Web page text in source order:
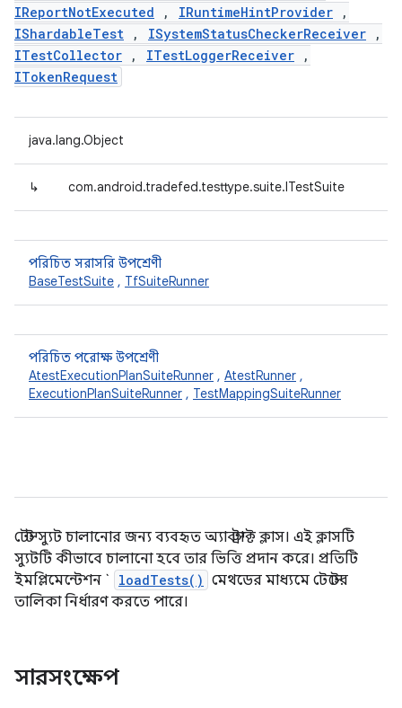
IReportNotExecuted , IRuntimeHintProvider ,
IShardableTest , ISystemStatusCheckerReceiver ,
ITestCollector , ITestLoggerReceiver ,
ITokenRequest
java.lang.Object
↳ com.android.tradefed.testtype.suite.ITestSuite
পরিচিত সরাসরি উপশ্রেণী
BaseTestSuite , TfSuiteRunner
পরিচিত পরোক্ষ উপশ্রেণী
AtestExecutionPlanSuiteRunner , AtestRunner ,
ExecutionPlanSuiteRunner , TestMappingSuiteRunner
টেস্ট স্যুট চালানোর জন্য ব্যবহৃত অ্যাবস্ট্রাক্ট ক্লাস। এই ক্লাসটি
স্যুটটি কীভাবে চালানো হবে তার ভিত্তি প্রদান করে। প্রতিটি
ইমপ্লিমেন্টেশন `
loadTests() মেথডের মাধ্যমে টেস্টের
তালিকা নির্ধারণ করতে পারে।
সারসংক্ষেপ